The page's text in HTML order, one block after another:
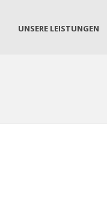
UNSERE LEISTUNGEN